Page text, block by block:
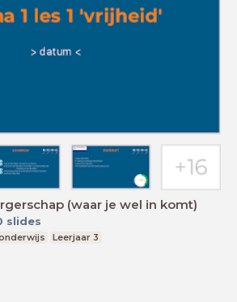
(waar je wel in komt)
slides
Leerjaar 3